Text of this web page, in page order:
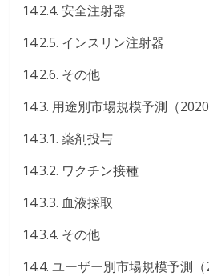
14.2.4. 安全注射器
14.2.5. インスリン注射器
14.2.6. その他
14.3. 用途別市場規模予測（
14.3.1. 薬剤投与
14.3.2. ワクチン接種
14.3.3. 血液採取
14.3.4. その他
14.4. ユーザー別市場規模予測（